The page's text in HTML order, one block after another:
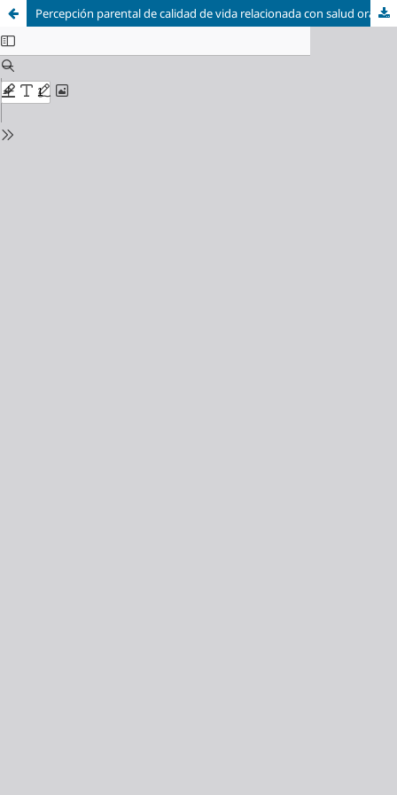
Percepción parental de calidad de vida relacionada con salud oral en niños de 6 a 10 años